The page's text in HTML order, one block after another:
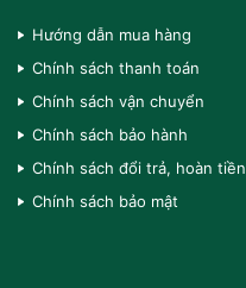
Hướng dẫn mua hàng
Chính sách thanh toán
Chính sách vận chuyển
Chính sách bảo hành
Chính sách đổi trả, hoàn tiền
Chính sách bảo mật